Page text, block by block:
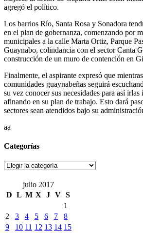
agregó el político.
Los barrios Río, Santa Rosa y Sonadora
en el plan de gobernanza, comenzando por
municipales a la calle Marta Ortiz, Parque
Guaynabo, colindancia con el sector Canta
construcción de un muro de contención en
Finalmente, el aspirante expresó que
comunidades guaynabeñas seguirá
su vez conocer sus necesidades para así
afinando en su plan de trabajo. Esto dará
sectores sean atendidos bajo su
aa
Categorías
Categorías
julio 2017
D L M X J V S
1
2
3 4 5 6 7
8
9
10 11 12 13 14 15